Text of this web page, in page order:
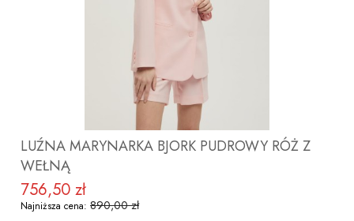
LUŹNA MARYNARKA BJORK PUDROWY RÓŻ Z
WEŁNĄ
Cena promocyjna
756,50 zł
Najniższa cena: 890,00 zł